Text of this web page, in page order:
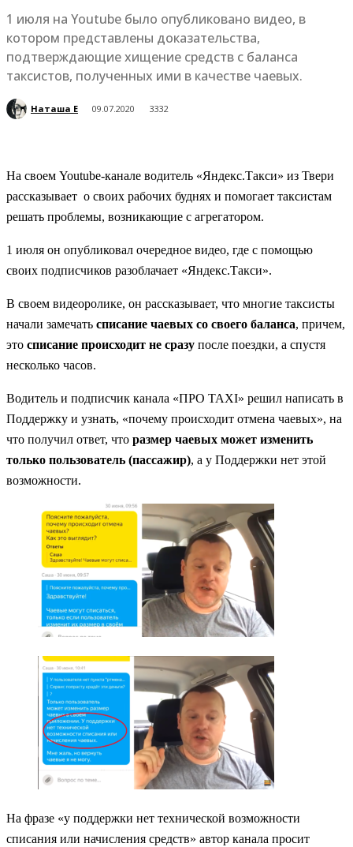
1 июля на Youtube было опубликовано видео, в
котором представлены доказательства,
подтверждающие хищение средств с баланса
таксистов, полученных ими в качестве чаевых.
Наташа Е 09.07.2020 3332
На своем Youtube-канале водитель «Яндекс.Такси» из Твери
рассказывает о своих рабочих буднях и помогает таксистам
решать проблемы, возникающие с агрегатором.
1 июля он опубликовал очередное видео, где с помощью
своих подписчиков разоблачает «Яндекс.Такси».
В своем видеоролике, он рассказывает, что многие таксисты
начали замечать списание чаевых со своего баланса, причем,
это списание происходит не сразу после поездки, а спустя
несколько часов.
Водитель и подписчик канала «ПРО TAXI» решил написать в
Поддержку и узнать, «почему происходит отмена чаевых», на
что получил ответ, что размер чаевых может изменить
только пользователь (пассажир), а у Поддержки нет этой
возможности.
На фразе «у поддержки нет технической возможности
списания или начисления средств» автор канала просит